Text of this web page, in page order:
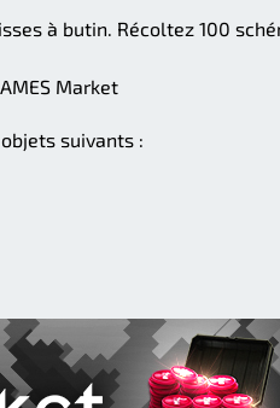
à butin. Récoltez 100
Market
suivants :